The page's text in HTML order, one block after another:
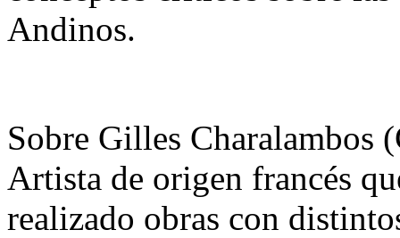
Andinos.
Sobre Gilles Charalambos
Artista de origen francés
realizado obras con